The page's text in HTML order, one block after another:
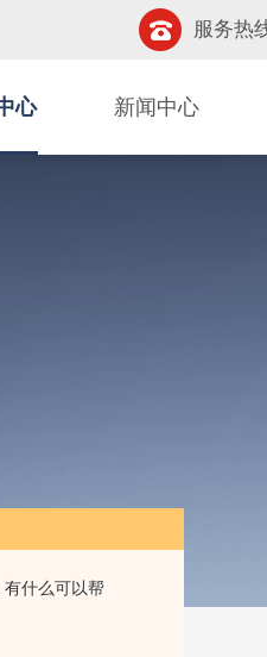
什么可以帮
服务热
心 新闻中心